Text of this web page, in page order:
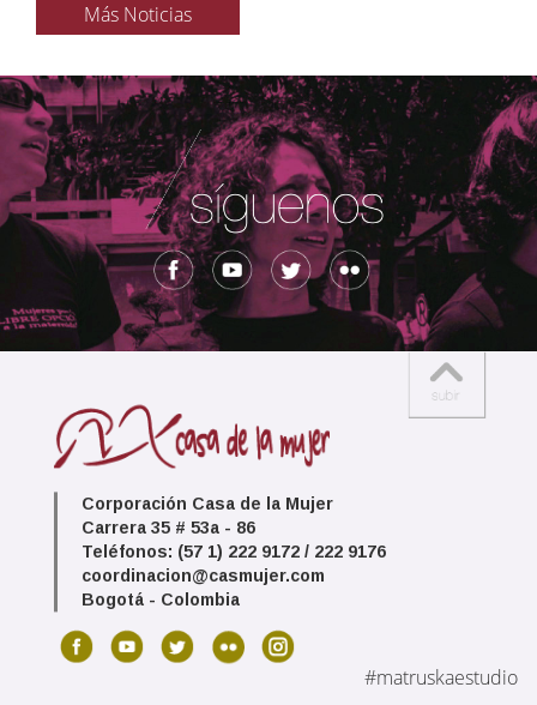
Más Noticias
Corporación Casa de la Mujer
Carrera 35 # 53a - 86
Teléfonos: (57 1) 222 9172 / 222 9176
coordinacion@casmujer.com
Bogotá - Colombia
#matruskaestudio